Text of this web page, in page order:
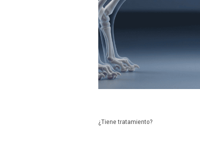
¿Tiene tratamiento?